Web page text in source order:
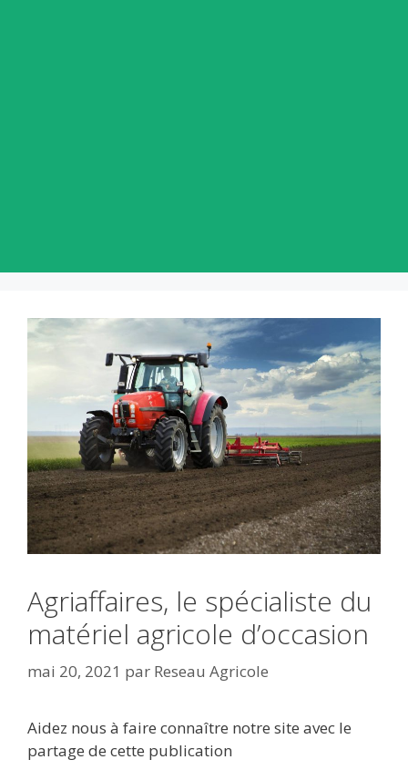
Agriaffaires, le spécialiste du
matériel agricole d’occasion
mai 20, 2021 par Reseau Agricole
Aidez nous à faire connaître notre site avec le
partage de cette publication